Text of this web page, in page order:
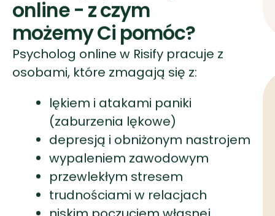
lękiem i atakami paniki
(zaburzenia lękowe)
depresją i obniżonym nastrojem
wypaleniem zawodowym
przewlekłym stresem
trudnościami w relacjach
niskim poczuciem własnej
wartości
traumą i trudnymi
doświadczeniami z przeszłości
problemami ze snem
prokrastynacją i trudnościami w